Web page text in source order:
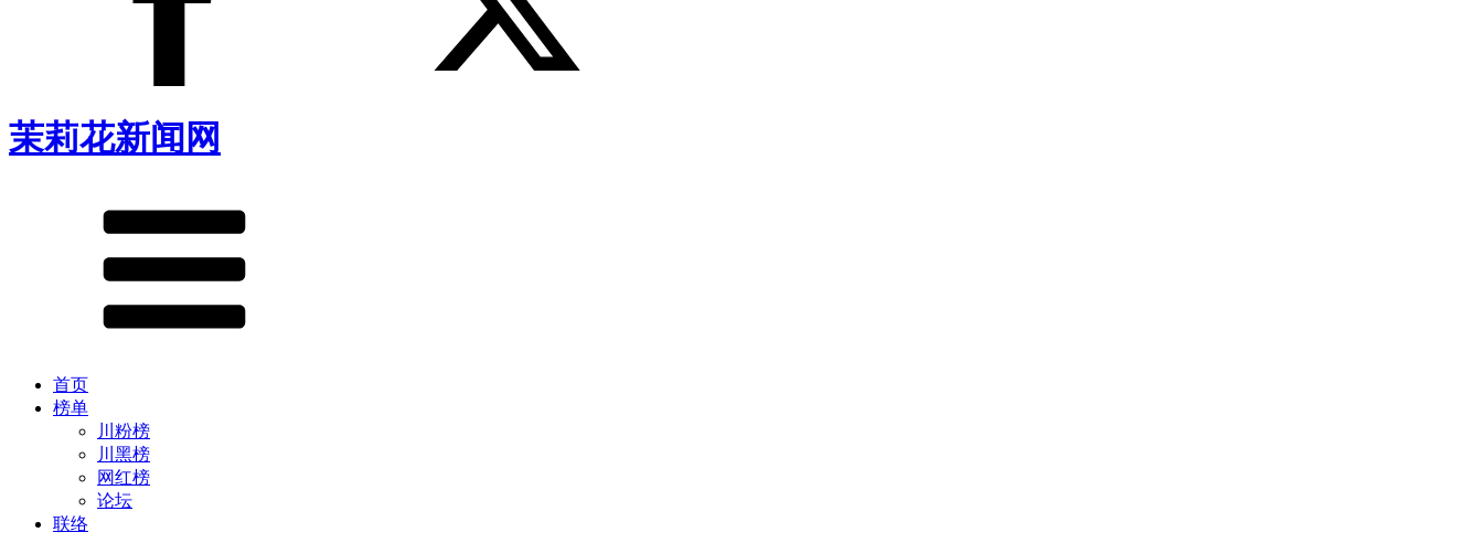
茉莉花新闻网
首页
榜单
川粉榜
川黑榜
网红榜
论坛
联络